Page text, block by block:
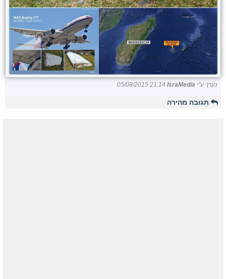
נערך ע"י IsraMedia
05/08/2015 21:14
תגובה מהירה